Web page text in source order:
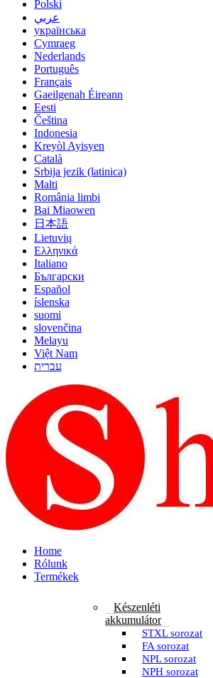
Polski
عربي
українська
Cymraeg
Nederlands
Português
Français
Gaeilgenah Éireann
Eesti
Čeština
Indonesia
Kreyòl Ayisyen
Català
Srbija jezik (latinica)
Malti
România limbi
Bai Miaowen
日本語
Lietuvių
Ελληνικά
Italiano
Български
Español
íslenska
suomi
slovenčina
Melayu
Việt Nam
עברית
Home
Rólunk
Termékek
Készenléti
akkumulátor
STXL sorozat
FA sorozat
NPL sorozat
NPH sorozat